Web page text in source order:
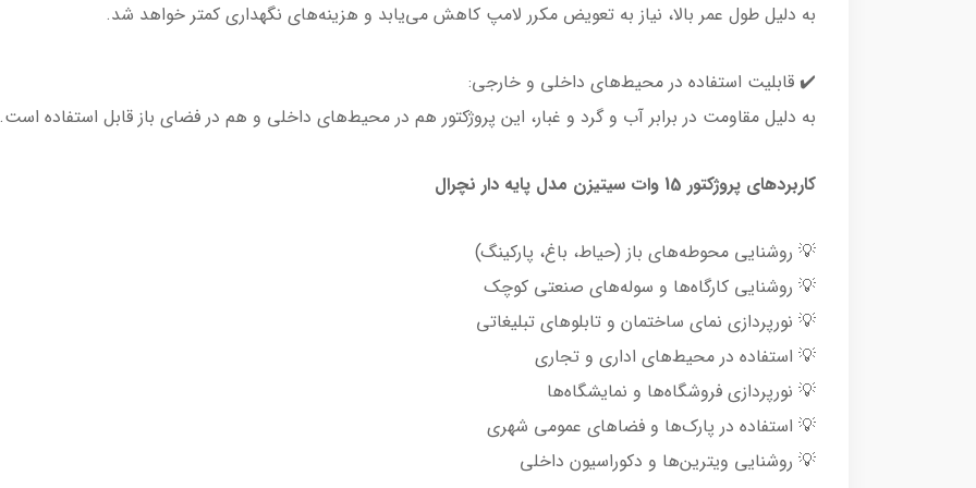
به دلیل طول عمر بالا، نیاز به تعویض مکرر لامپ کاهش می‌یابد و هزینه‌های نگهداری کمتر خواهد شد.
✔️ قابلیت استفاده در محیط‌های داخلی و خارجی:
به دلیل مقاومت در برابر آب و گرد و غبار، این پروژکتور هم در محیط‌های داخلی و هم در فضای باز قابل استفاده است.
کاربردهای پروژکتور 15 وات سیتیزن مدل پایه دار نچرال
💡 روشنایی محوطه‌های باز (حیاط، باغ، پارکینگ)
💡 روشنایی کارگاه‌ها و سوله‌های صنعتی کوچک
💡 نورپردازی نمای ساختمان و تابلوهای تبلیغاتی
💡 استفاده در محیط‌های اداری و تجاری
💡 نورپردازی فروشگاه‌ها و نمایشگاه‌ها
💡 استفاده در پارک‌ها و فضاهای عمومی شهری
💡 روشنایی ویترین‌ها و دکوراسیون داخلی